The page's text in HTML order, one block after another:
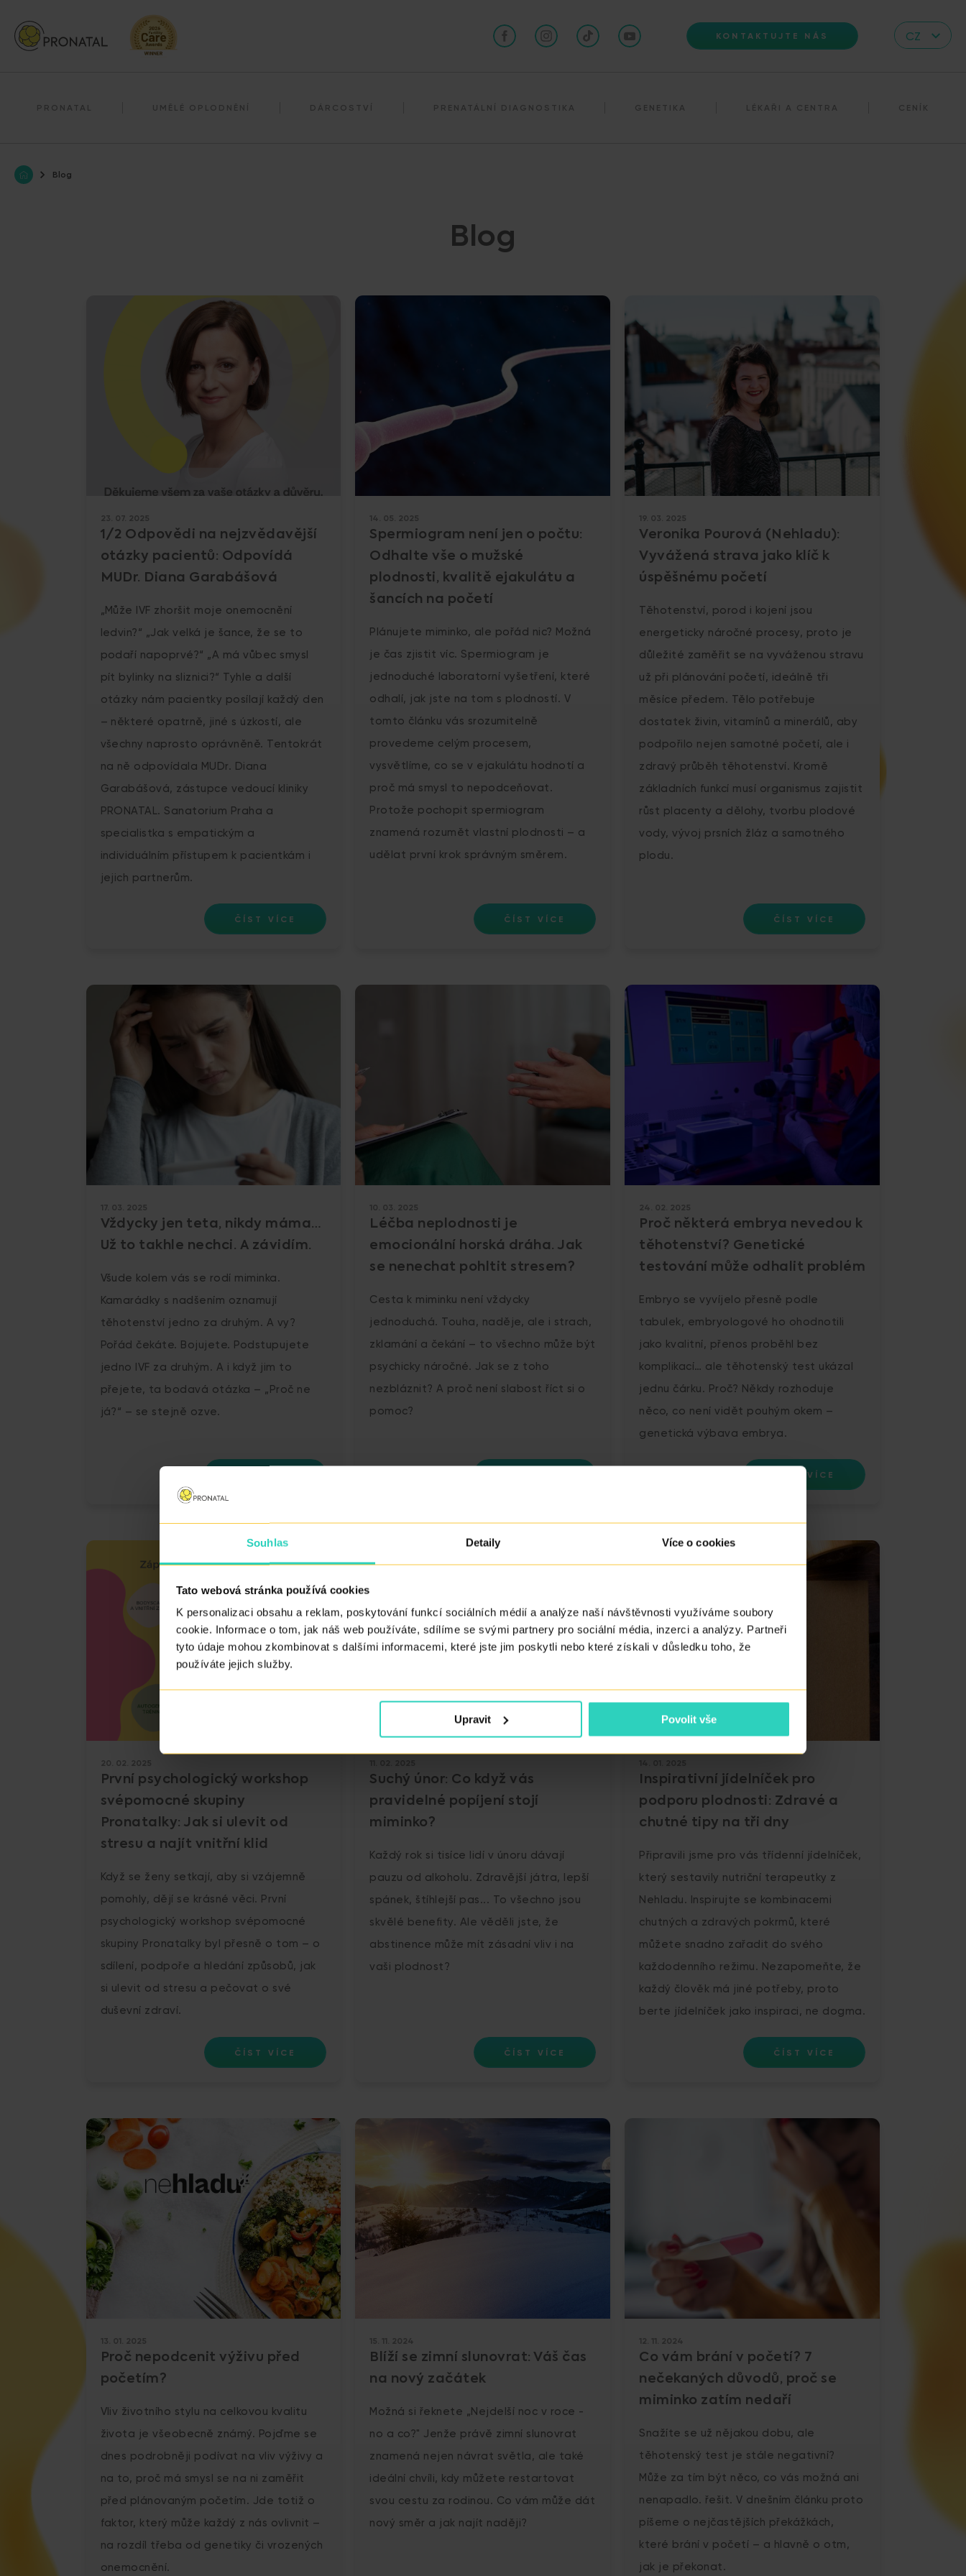
Souhlas Detaily Více o cookies
Tato webová stránka používá cookies
K personalizaci obsahu a reklam, poskytování funkcí sociálních médií a analýze naší návštěvnosti využíváme soubory
cookie. Informace o tom, jak náš web používáte, sdílíme se svými partnery pro sociální média, inzerci a analýzy. Partneři
tyto údaje mohou zkombinovat s dalšími informacemi, které jste jim poskytli nebo které získali v důsledku toho, že
používáte jejich služby.
Upravit Povolit vše
KONTAKTUJTE NÁS
CZ
IT
PRONATAL UMĚLÉ OPLODNĚNÍ DÁRCOSTVÍ PRENATÁLNÍ DIAGNOSTIKA GENETIKA LÉKAŘI A CENTRA CENÍK
Blog
Blog
23. 07. 2025
1/2 Odpovědi na nejzvědavější
otázky pacientů: Odpovídá
MUDr. Diana Garabášová
„Může IVF zhoršit moje onemocnění
ledvin?“ „Jak velká je šance, že se to
podaří napoprvé?“ „A má vůbec smysl
pít bylinky na sliznici?“ Tyhle a další
otázky nám pacientky posílají každý den
– některé opatrně, jiné s úzkostí, ale
všechny naprosto oprávněně. Tentokrát
na ně odpovídala MUDr. Diana
Garabášová, zástupce vedoucí kliniky
PRONATAL. Sanatorium Praha a
specialistka s empatickým a
individuálním přístupem k pacientkám i
jejich partnerům.
ČÍST VÍCE
14. 05. 2025
Spermiogram není jen o počtu:
Odhalte vše o mužské
plodnosti, kvalitě ejakulátu a
šancích na početí
Plánujete miminko, ale pořád nic? Možná
je čas zjistit víc. Spermiogram je
jednoduché laboratorní vyšetření, které
odhalí, jak jste na tom s plodností. V
tomto článku vás srozumitelně
provedeme celým procesem,
vysvětlíme, co se v ejakulátu hodnotí a
proč má smysl to nepodceňovat.
Protože pochopit spermiogram
znamená rozumět vlastní plodnosti – a
udělat první krok správným směrem.
ČÍST VÍCE
19. 03. 2025
Veronika Pourová (Nehladu):
Vyvážená strava jako klíč k
úspěšnému početí
Těhotenství, porod i kojení jsou
energeticky náročné procesy, proto je
důležité zaměřit se na vyváženou stravu
už při plánování početí, ideálně tři
měsíce předem. Tělo potřebuje
dostatek živin, vitamínů a minerálů, aby
podpořilo nejen samotné početí, ale i
zdravý průběh těhotenství. Kromě
základních funkcí musí organismus zajistit
růst placenty a dělohy, tvorbu plodové
vody, vývoj prsních žláz a samotného
plodu.
ČÍST VÍCE
17. 03. 2025
Vždycky jen teta, nikdy máma…
Už to takhle nechci. A závidím.
Všude kolem vás se rodí miminka.
Kamarádky s nadšením oznamují
těhotenství jedno za druhým. A vy?
Pořád čekáte. Bojujete. Podstupujete
jedno IVF za druhým. A i když jim to
přejete, ta bodavá otázka – „Proč ne
já?“ – se stejně ozve.
10. 03. 2025
Léčba neplodnosti je
emocionální horská dráha. Jak
se nenechat pohltit stresem?
Cesta k miminku není vždycky
jednoduchá. Touha, naděje, ale i strach,
zklamání a čekání – to všechno může být
psychicky náročné. Jak se z toho
nezbláznit? A proč není slabost říct si o
pomoc?
24. 02. 2025
Proč některá embrya nevedou k
těhotenství? Genetické
testování může odhalit problém
Embryo se vyvíjelo přesně podle
tabulek, embryologové ho ohodnotili
jako kvalitní, přenos proběhl bez
komplikací… ale těhotenský test ukázal
jednu čárku. Proč? Někdy rozhoduje
něco, co není vidět pouhým okem –
genetická výbava embrya.
ČÍST VÍCE
20. 02. 2025
První psychologický workshop
svépomocné skupiny
Pronatalky: Jak si ulevit od
stresu a najít vnitřní klid
Když se ženy setkají, aby si vzájemně
pomohly, dějí se krásné věci. První
psychologický workshop svépomocné
skupiny Pronatalky byl přesně o tom – o
sdílení, podpoře a hledání způsobů, jak
si ulevit od stresu a pečovat o své
duševní zdraví.
ČÍST VÍCE
Suchý únor: Co když vás
pravidelné popíjení stojí
miminko?
Každý rok si tisíce lidí v únoru dávají
pauzu od alkoholu. Zdravější játra, lepší
spánek, štíhlejší pas... To všechno jsou
skvělé benefity. Ale věděli jste, že
abstinence může mít zásadní vliv i na
vaši plodnost?
ČÍST VÍCE
Inspirativní jídelníček pro
podporu plodnosti: Zdravé a
chutné tipy na tři dny
Připravili jsme pro vás třídenní jídelníček,
který sestavily nutriční terapeutky z
Nehladu. Inspirujte se kombinacemi
chutných a zdravých pokrmů, které
můžete snadno zařadit do svého
každodenního režimu. Nezapomeňte, že
každý člověk má jiné potřeby, proto
berte jídelníček jako inspiraci, ne dogma.
ČÍST VÍCE
13. 01. 2025
Proč nepodcenit výživu před
početím?
Vliv životního stylu na celkovou kvalitu
života je všeobecně známý. Pojďme se
dnes podrobněji podívat na vliv výživy a
na to, proč má smysl se na ni zaměřit
před plánovaným početím. Jde totiž o
faktor, který může každý z nás ovlivnit –
na rozdíl třeba od genetiky či vrozených
onemocnění.
15. 11. 2024
Blíží se zimní slunovrat: Váš čas
na nový začátek
Možná si řeknete „Nejdelší noc v roce -
no a co?" Jenže právě zimní slunovrat
znamená nejen návrat světla, ale také
ideální chvíli, kdy můžete restartovat
svou cestu za rodinou. Co vám může dát
nový směr a jak najít naději?
12. 11. 2024
Co vám brání v početí? 7
nečekaných důvodů, proč se
miminko zatím nedaří
Snažíte se už nějakou dobu, ale
těhotenský test je stále negativní?
Může za tím být něco, co vás možná ani
nenapadlo. řešit. V dnešním článku proto
píšeme o nejčastějších překážkách,
které brání v početí – a hlavně o otm,
jak je překonat.